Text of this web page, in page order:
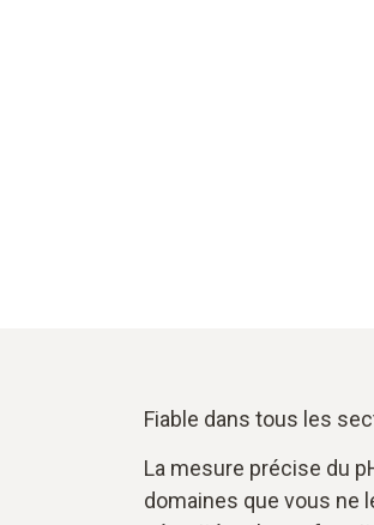
Fiable dans tous les
La mesure précise du
domaines que vous ne